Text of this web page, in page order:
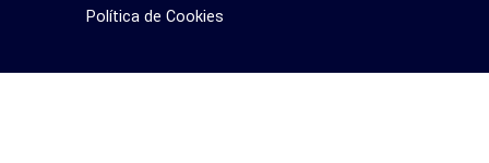
Política de Cookies